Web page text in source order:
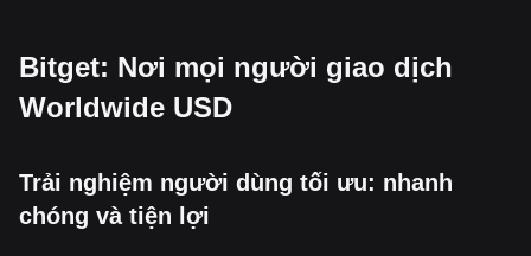
Bitget: Nơi mọi người giao dịch
Worldwide USD
Trải nghiệm người dùng tối ưu: nhanh
chóng và tiện lợi